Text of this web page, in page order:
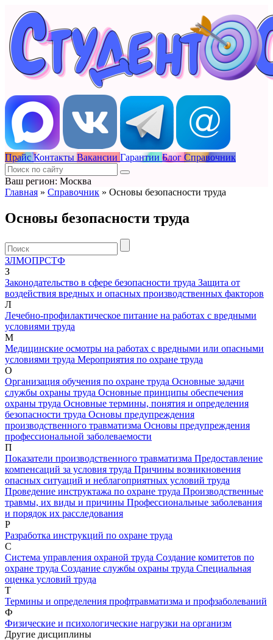
Прайс Контакты Вакансии Гарантии Блог Справочник
Ваш регион: Москва
Главная » Справочник » Основы безопасности труда
Основы безопасности труда
ЗЛМОПРСТФ
З
Законодательство в сфере безопасности труда Защита от
воздействия вредных и опасных производственных факторов
Л
Лечебно-профилактическое питание на работах с вредными
условиями труда
М
Медицинские осмотры на работах с вредными или опасными
условиями труда Мероприятия по охране труда
О
Организация обучения по охране труда Основные задачи
службы охраны труда Основные принципы обеспечения
охраны труда Основные термины, понятия и определения
безопасности труда Основы предупреждения
производственного травматизма Основы предупреждения
профессиональной заболеваемости
П
Показатели производственного травматизма Предоставление
компенсаций за условия труда Причины возникновения
опасных ситуаций и неблагоприятных условий труда
Проведение инструктажа по охране труда Производственные
травмы, их виды и причины Профессиональные заболевания
и порядок их расследования
Р
Разработка инструкций по охране труда
С
Система управления охраной труда Создание комитетов по
охране труда Создание службы охраны труда Специальная
оценка условий труда
Т
Термины и определения профтравматизма и профзаболеваний
Ф
Физические и психологические нагрузки на организм
Другие дисциплины